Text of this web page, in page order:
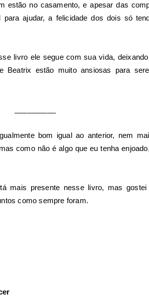
estão no casamento, e apesar das
ajudar, a felicidade dos dois só
livro ele segue com sua vida,
Beatrix estão muito ansiosas para
bom igual ao anterior, nem
como não é algo que eu tenha
mais presente nesse livro, mas
como sempre foram.